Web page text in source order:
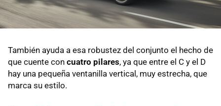
También ayuda a esa robustez del conjunto el hecho de
que cuente con cuatro pilares, ya que entre el C y el D
hay una pequeña ventanilla vertical, muy estrecha, que
marca su estilo.